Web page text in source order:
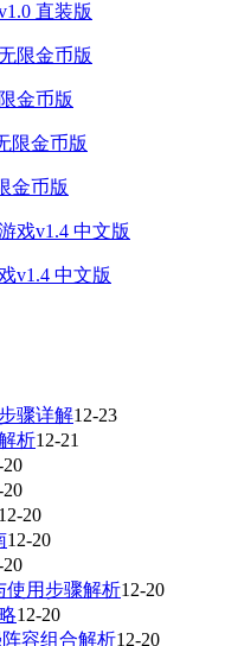
直装版
金币版
金币版
v1.4 中文版
骤详解12-23
析12-21
20
20
12-20
12-20
20
使用步骤解析12-20
12-20
容组合解析12-20